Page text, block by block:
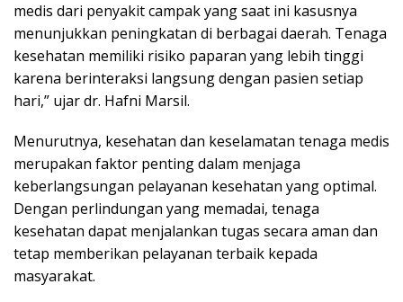
medis dari penyakit campak yang saat ini kasusnya
menunjukkan peningkatan di berbagai daerah. Tenaga
kesehatan memiliki risiko paparan yang lebih tinggi
karena berinteraksi langsung dengan pasien setiap
hari,” ujar dr. Hafni Marsil.
Menurutnya, kesehatan dan keselamatan tenaga medis
merupakan faktor penting dalam menjaga
keberlangsungan pelayanan kesehatan yang optimal.
Dengan perlindungan yang memadai, tenaga
kesehatan dapat menjalankan tugas secara aman dan
tetap memberikan pelayanan terbaik kepada
masyarakat.